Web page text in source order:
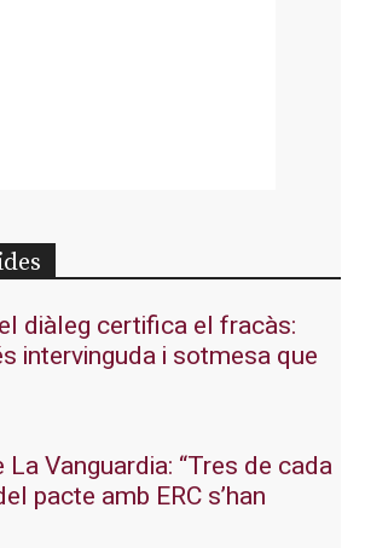
diàleg certifica el fracàs:
intervinguda i sotmesa que
Vanguardia: “Tres de cada
pacte amb ERC s’han